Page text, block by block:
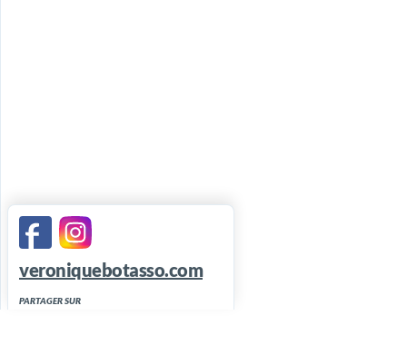
veroniquebotasso.com
PARTAGER SUR